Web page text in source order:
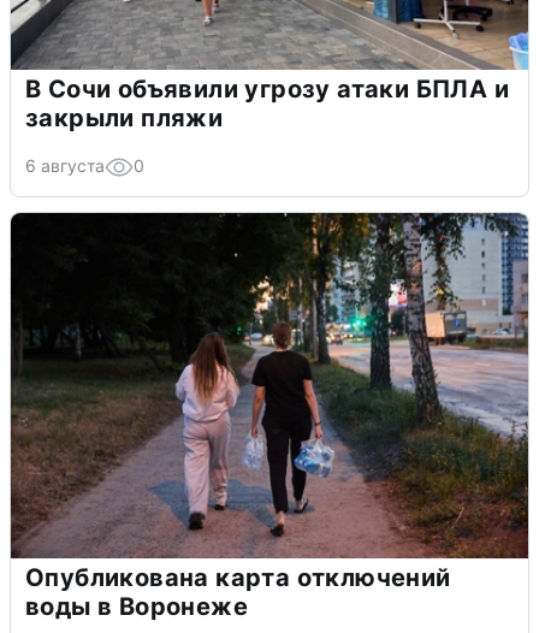
В Сочи объявили угрозу атаки БПЛА и
закрыли пляжи
6 августа 0
Опубликована карта отключений
воды в Воронеже